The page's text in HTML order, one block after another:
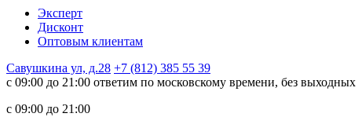
Эксперт
Дисконт
Оптовым клиентам
Савушкина ул, д.28 +7 (812) 385 55 39
c 09:00 до 21:00 ответим по московскому времени, без выходных
c 09:00 до 21:00